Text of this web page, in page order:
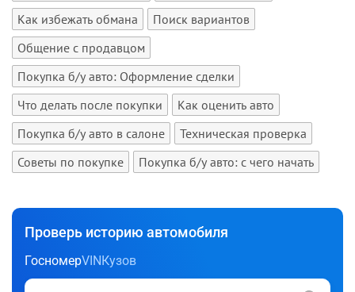
Как избежать обмана
Поиск вариантов
Общение с продавцом
Покупка б/у авто: Оформление сделки
Что делать после покупки
Как оценить авто
Покупка б/у авто в салоне
Техническая проверка
Советы по покупке
Покупка б/у авто: с чего начать
Проверь историю автомобиля
ГосномерVIN Кузов